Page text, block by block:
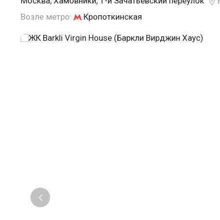
Возле метро:
Кропоткинская